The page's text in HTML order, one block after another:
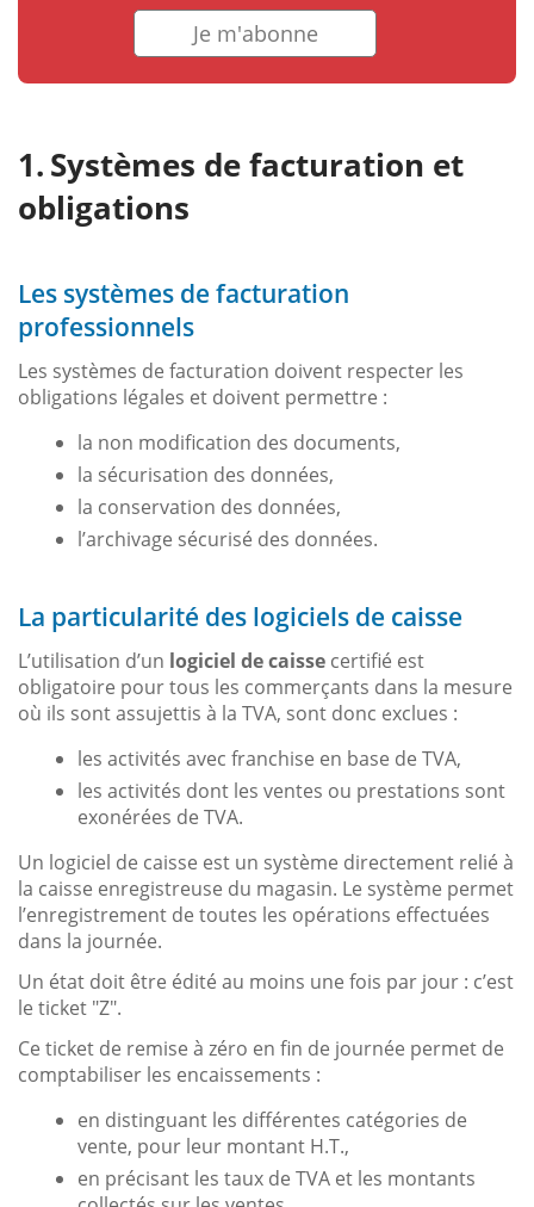
Je m'abonne
Systèmes de facturation et
obligations
Les systèmes de facturation
professionnels
Les systèmes de facturation doivent respecter les
obligations légales et doivent permettre :
la non modification des documents,
la sécurisation des données,
la conservation des données,
l’archivage sécurisé des données.
La particularité des logiciels de caisse
L’utilisation d’un logiciel de caisse certifié est
obligatoire pour tous les commerçants dans la mesure
où ils sont assujettis à la TVA, sont donc exclues :
les activités avec franchise en base de TVA,
les activités dont les ventes ou prestations sont
exonérées de TVA.
Un logiciel de caisse est un système directement relié à
la caisse enregistreuse du magasin. Le système permet
l’enregistrement de toutes les opérations effectuées
dans la journée.
Un état doit être édité au moins une fois par jour : c’est
le ticket "Z".
Ce ticket de remise à zéro en fin de journée permet de
comptabiliser les encaissements :
en distinguant les différentes catégories de
vente, pour leur montant H.T.,
en précisant les taux de TVA et les montants